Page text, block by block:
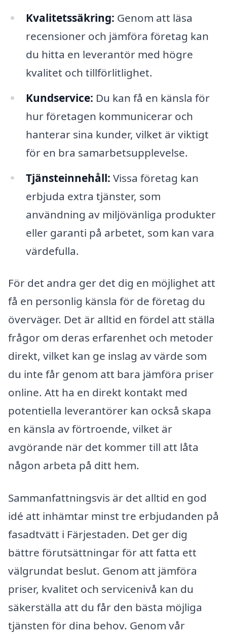
Kvalitetssäkring: Genom att läsa
recensioner och jämföra företag kan
du hitta en leverantör med högre
kvalitet och tillförlitlighet.
Kundservice: Du kan få en känsla för
hur företagen kommunicerar och
hanterar sina kunder, vilket är viktigt
för en bra samarbetsupplevelse.
Tjänsteinnehåll: Vissa företag kan
erbjuda extra tjänster, som
användning av miljövänliga produkter
eller garanti på arbetet, som kan vara
värdefulla.
För det andra ger det dig en möjlighet att
få en personlig känsla för de företag du
överväger. Det är alltid en fördel att ställa
frågor om deras erfarenhet och metoder
direkt, vilket kan ge inslag av värde som
du inte får genom att bara jämföra priser
online. Att ha en direkt kontakt med
potentiella leverantörer kan också skapa
en känsla av förtroende, vilket är
avgörande när det kommer till att låta
någon arbeta på ditt hem.
Sammanfattningsvis är det alltid en god
idé att inhämtar minst tre erbjudanden på
fasadtvätt i Färjestaden. Det ger dig
bättre förutsättningar för att fatta ett
välgrundat beslut. Genom att jämföra
priser, kvalitet och servicenivå kan du
säkerställa att du får den bästa möjliga
tjänsten för dina behov. Genom vår